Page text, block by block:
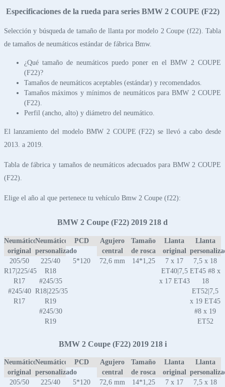
Especificaciones de la rueda para series BMW 2 COUPE (F22)
Selección y búsqueda de tamaño de llanta por modelo 2 Coupe (f22). Tabla
de tamaños de neumáticos estándar de fábrica Bmw.
¿Qué tamaño de neumáticos puedo poner en el BMW 2 COUPE
(F22)?
Tamaños de neumáticos aceptables (estándar) y recomendados.
Tamaños máximos y mínimos de neumáticos para BMW 2 COUPE
(F22).
Perfil (ancho, alto) y diámetro del neumático.
El lanzamiento del modelo BMW 2 COUPE (F22) se llevó a cabo desde
2013. a 2019.
Tabla de fábrica y tamaños de neumáticos adecuados para BMW 2 COUPE
(F22).
Elige el año al que pertenece tu vehículo Bmw 2 Coupe (f22):
BMW 2 Coupe (F22) 2019 218 d
Neumático
original
Neumático
personalizado
PCD
Agujero
central
Tamaño
de rosca
Llanta
original
Llanta
205/50
R17|225/45
R17
#245/40
R17
225/40
R18
#245/35
R18|225/35
R19
#245/30
R19
5*120 72,6 mm 14*1,25
7 x 17
ET40|7,5
x 17 ET43
7,5 x 18
ET45 #8 x
18
ET52|7,5
x 19 ET45
#8 x 19
ET52
BMW 2 Coupe (F22) 2019 218 i
Neumático
original
Neumático
personalizado
PCD
Agujero
central
Tamaño
de rosca
Llanta
original
Llanta
205/50
225/40
5*120 72,6 mm 14*1,25
7 x 17
7,5 x 18